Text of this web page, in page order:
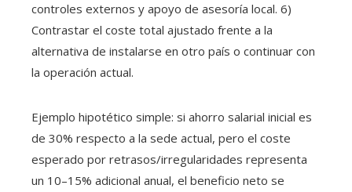
controles externos y apoyo de asesoría local. 6)
Contrastar el coste total ajustado frente a la
alternativa de instalarse en otro país o continuar con
la operación actual.
Ejemplo hipotético simple: si ahorro salarial inicial es
de 30% respecto a la sede actual, pero el coste
esperado por retrasos/irregularidades representa
un 10–15% adicional anual, el beneficio neto se